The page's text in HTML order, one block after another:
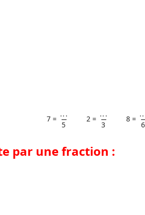
7 =
...
5
2 =
...
3
8 =
6
par une fraction :